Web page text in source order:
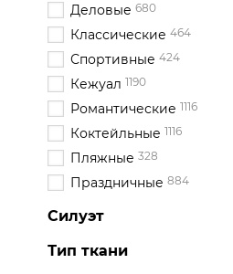
Деловые 680
Классические 464
Спортивные 424
Кежуал 1190
Романтические 1116
Коктейльные 1116
Пляжные 328
Праздничные 884
Силуэт
Тип ткани